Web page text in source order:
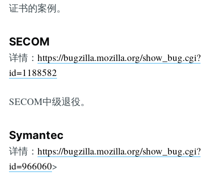
证书的案例。
SECOM
详情： https://bugzilla.mozilla.org/show_bug.cgi?
id=1188582
SECOM中级退役。
Symantec
详情： https://bugzilla.mozilla.org/show_bug.cgi?
id=966060>